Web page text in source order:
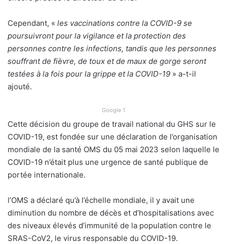
Cependant, « les vaccinations contre la COVID-9 se
poursuivront pour la vigilance et la protection des
personnes contre les infections, tandis que les personnes
souffrant de fièvre, de toux et de maux de gorge seront
testées à la fois pour la grippe et la COVID-19 » a-t-il
ajouté.
Google 1
Cette décision du groupe de travail national du GHS sur le
COVID-19, est fondée sur une déclaration de l’organisation
mondiale de la santé OMS du 05 mai 2023 selon laquelle le
COVID-19 n’était plus une urgence de santé publique de
portée internationale.
l’OMS a déclaré qu’à l’échelle mondiale, il y avait une
diminution du nombre de décès et d’hospitalisations avec
des niveaux élevés d’immunité de la population contre le
SRAS-CoV2, le virus responsable du COVID-19.